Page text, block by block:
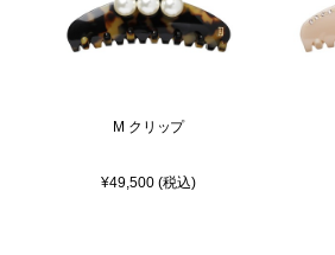
M クリップ
¥49,500 (税込)